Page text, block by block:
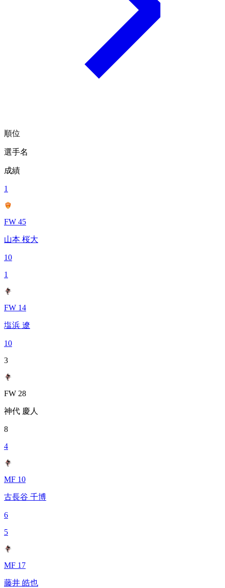
順位
選手名
成績
1
FW 45
山本 桜大
10
1
FW 14
塩浜 遼
10
3
FW 28
神代 慶人
8
4
MF 10
古長谷 千博
6
5
MF 17
藤井 皓也